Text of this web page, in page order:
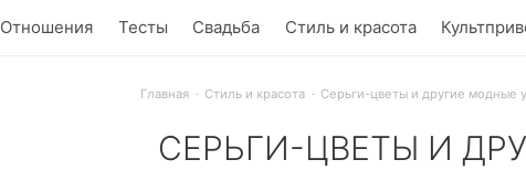
Отношения Тесты Свадьба Стиль и красота
Главная Стиль и красота Серьги-цветы и другие модные
СЕРЬГИ-ЦВЕТЫ И